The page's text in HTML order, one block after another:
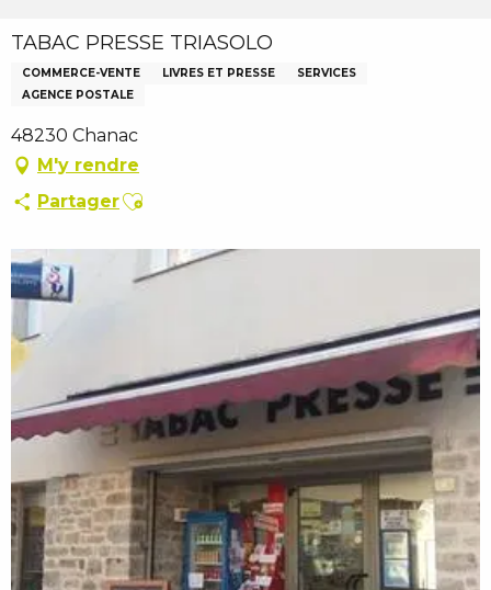
TABAC PRESSE TRIASOLO
COMMERCE-VENTE LIVRES ET PRESSE
SERVICES
AGENCE POSTALE
48230 Chanac
M'y rendre
PartagerAjouter aux favoris